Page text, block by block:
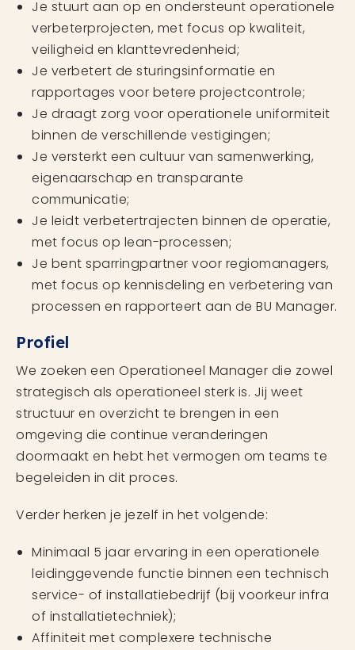
Je stuurt aan op en ondersteunt operationele
verbeterprojecten, met focus op kwaliteit,
veiligheid en klanttevredenheid;
Je verbetert de sturingsinformatie en
rapportages voor betere projectcontrole;
Je draagt zorg voor operationele uniformiteit
binnen de verschillende vestigingen;
Je versterkt een cultuur van samenwerking,
eigenaarschap en transparante
communicatie;
Je leidt verbetertrajecten binnen de operatie,
met focus op lean-processen;
Je bent sparringpartner voor regiomanagers,
met focus op kennisdeling en verbetering van
processen en rapporteert aan de BU Manager.
Profiel
We zoeken een Operationeel Manager die zowel
strategisch als operationeel sterk is. Jij weet
structuur en overzicht te brengen in een
omgeving die continue veranderingen
doormaakt en hebt het vermogen om teams te
begeleiden in dit proces.
Verder herken je jezelf in het volgende:
Minimaal 5 jaar ervaring in een operationele
leidinggevende functie binnen een technisch
service- of installatiebedrijf (bij voorkeur infra
of installatietechniek);
Affiniteit met complexere technische